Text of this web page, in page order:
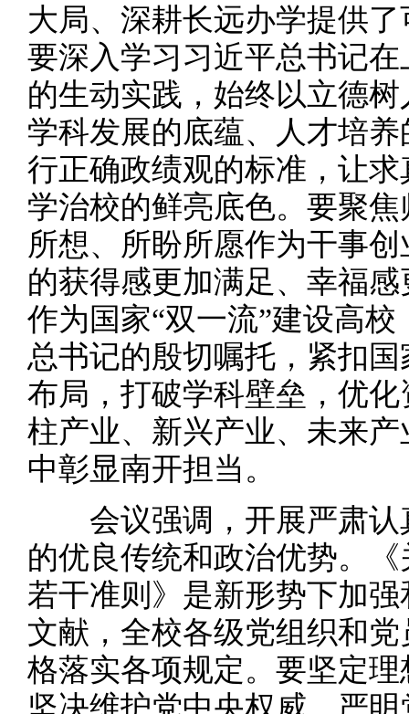
大局、深耕长远办学提供
要深入学习习近平总书记
的生动实践，始终以立德
学科发展的底蕴、人才培
行正确政绩观的标准，让
学治校的鲜亮底色。要聚
所想、所盼所愿作为干事
的获得感更加满足、幸福
作为国家“双一流”建设高
总书记的殷切嘱托，紧扣
布局，打破学科壁垒，优
柱产业、新兴产业、未来
中彰显南开担当。
会议强调，开展严肃认
的优良传统和政治优势。
若干准则》是新形势下加
文献，全校各级党组织和
格落实各项规定。要坚定
坚决维护党中央权威，严